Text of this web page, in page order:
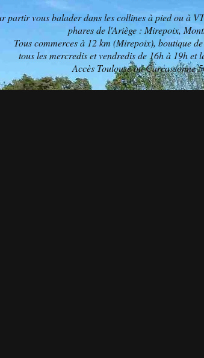
partir vous balader dans les collines à pied ou à
phares de l'Ariège : Mirepoix,
Tous commerces à 12 km (Mirepoix), boutique
tous les mercredis et vendredis de 16h à 19h et
Accès Toulouse ou Carcassonne